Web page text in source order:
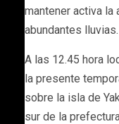
mantener activa
abundantes lluvias.
A las 12.45 hora
la presente
sobre la isla de
sur de la